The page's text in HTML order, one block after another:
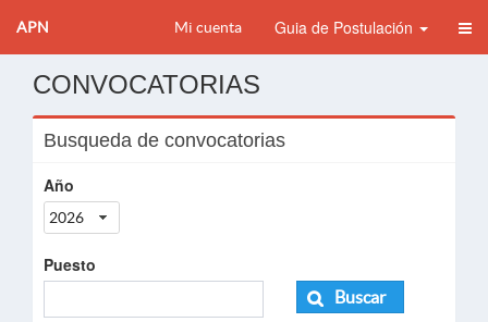
APN Mi cuenta Guia de Postulación
CONVOCATORIAS
Busqueda de convocatorias
Año
2026
Puesto
Buscar